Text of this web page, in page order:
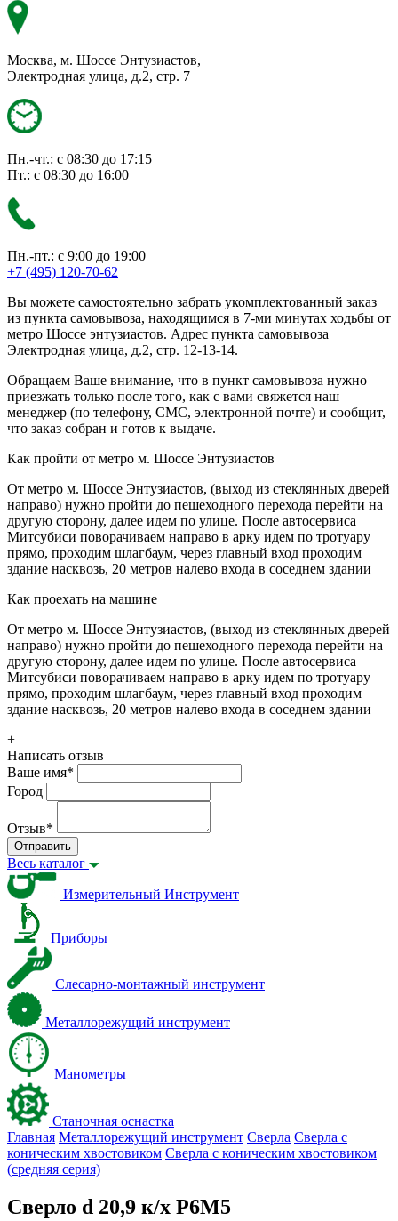
Москва, м. Шоссе Энтузиастов,
Электродная улица, д.2, стр. 7
Пн.-чт.: с 08:30 до 17:15
Пт.: с 08:30 до 16:00
Пн.-пт.: с 9:00 до 19:00
+7 (495) 120-70-62
Вы можете самостоятельно забрать укомплектованный заказ
из пункта самовывоза, находящимся в 7-ми минутах ходьбы от
метро Шоссе энтузиастов. Адрес пункта самовывоза
Электродная улица, д.2, стр. 12-13-14.
Обращаем Ваше внимание, что в пункт самовывоза нужно
приезжать только после того, как с вами свяжется наш
менеджер (по телефону, СМС, электронной почте) и сообщит,
что заказ собран и готов к выдаче.
Как пройти от метро м. Шоссе Энтузиастов
От метро м. Шоссе Энтузиастов, (выход из стеклянных дверей
направо) нужно пройти до пешеходного перехода перейти на
другую сторону, далее идем по улице. После автосервиса
Митсубиси поворачиваем направо в арку идем по тротуару
прямо, проходим шлагбаум, через главный вход проходим
здание насквозь, 20 метров налево входа в соседнем здании
Как проехать на машине
От метро м. Шоссе Энтузиастов, (выход из стеклянных дверей
направо) нужно пройти до пешеходного перехода перейти на
другую сторону, далее идем по улице. После автосервиса
Митсубиси поворачиваем направо в арку идем по тротуару
прямо, проходим шлагбаум, через главный вход проходим
здание насквозь, 20 метров налево входа в соседнем здании
+
Написать отзыв
Ваше имя*
Город
Отзыв*
Отправить
Весь каталог
Измерительный Инструмент
Приборы
Слесарно-монтажный инструмент
Металлорежущий инструмент
Манометры
Станочная оснастка
Главная Металлорежущий инструмент Сверла Сверла с
коническим хвостовиком Сверла с коническим хвостовиком
(средняя серия)
Сверло d 20,9 к/х Р6М5